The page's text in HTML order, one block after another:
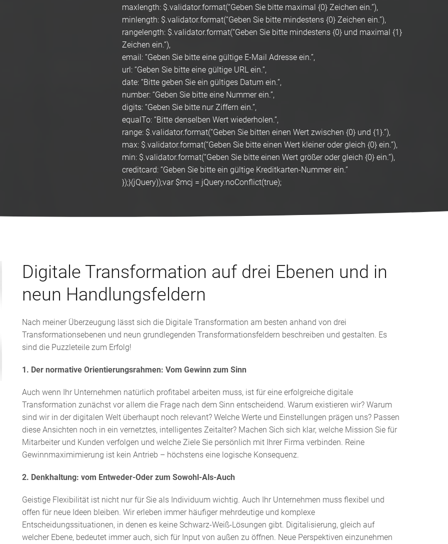
maxlength: $.validator.format(“Geben Sie bitte maximal {0} Zeichen ein.”),
minlength: $.validator.format(“Geben Sie bitte mindestens {0} Zeichen ein.”),
rangelength: $.validator.format(“Geben Sie bitte mindestens {0} und maximal {1}
Zeichen ein.”),
email: “Geben Sie bitte eine gültige E-Mail Adresse ein.”,
url: “Geben Sie bitte eine gültige URL ein.”,
date: “Bitte geben Sie ein gültiges Datum ein.”,
number: “Geben Sie bitte eine Nummer ein.”,
digits: “Geben Sie bitte nur Ziffern ein.”,
equalTo: “Bitte denselben Wert wiederholen.”,
range: $.validator.format(“Geben Sie bitten einen Wert zwischen {0} und {1}.”),
max: $.validator.format(“Geben Sie bitte einen Wert kleiner oder gleich {0} ein.”),
min: $.validator.format(“Geben Sie bitte einen Wert größer oder gleich {0} ein.”),
creditcard: “Geben Sie bitte ein gültige Kreditkarten-Nummer ein.”
});}(jQuery));var $mcj = jQuery.noConflict(true);
Digitale Transformation auf drei Ebenen und in
neun Handlungsfeldern
Nach meiner Überzeugung lässt sich die Digitale Transformation am besten anhand von drei
Transformationsebenen und neun grundlegenden Transformationsfeldern beschreiben und gestalten. Es
sind die Puzzleteile zum Erfolg!
1. Der normative Orientierungsrahmen: Vom Gewinn zum Sinn
Auch wenn Ihr Unternehmen natürlich profitabel arbeiten muss, ist für eine erfolgreiche digitale
Transformation zunächst vor allem die Frage nach dem Sinn entscheidend. Warum existieren wir? Warum
sind wir in der digitalen Welt überhaupt noch relevant? Welche Werte und Einstellungen prägen uns? Passen
diese Ansichten noch in ein vernetztes, intelligentes Zeitalter? Machen Sich sich klar, welche Mission Sie für
Mitarbeiter und Kunden verfolgen und welche Ziele Sie persönlich mit Ihrer Firma verbinden. Reine
Gewinnmaximimierung ist kein Antrieb – höchstens eine logische Konsequenz.
2. Denkhaltung: vom Entweder-Oder zum Sowohl-Als-Auch
Geistige Flexibilität ist nicht nur für Sie als Individuum wichtig. Auch Ihr Unternehmen muss flexibel und
offen für neue Ideen bleiben. Wir erleben immer häufiger mehrdeutige und komplexe
Entscheidungssituationen, in denen es keine Schwarz-Weiß-Lösungen gibt. Digitalisierung, gleich auf
welcher Ebene, bedeutet immer auch, sich für Input von außen zu öffnen. Neue Perspektiven einzunehmen